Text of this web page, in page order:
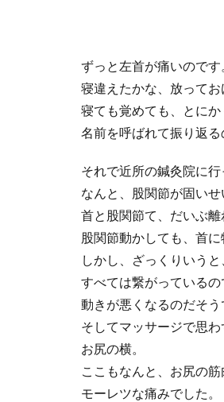
ずっと左首が痛いのです
寝違えたかな、放ってお
寝ても覚めても、とにか
名前を呼ばれて振り返る
それで近所の鍼灸院に
なんと、股関節が固いせ
首と股関節て、だいぶ離
股関節動かしても、首
しかし、ざっくりいう
すべては繋がっている
動きが悪くなるのだそう
そしてマッサージで思
お尻の横。
ここもなんと、お尻の
モーレツな痛みでした。